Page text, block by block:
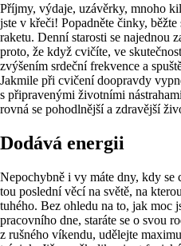
Příjmy, výdaje, uzávěrky, mnoho
jste v křeči! Popadněte činky,
raketu. Denní starosti se najednou
proto, že když cvičíte, ve
zvýšením srdeční frekvence a
Jakmile při cvičení doopravdy
s připravenými životními
rovná se pohodlnější a zdravější
Dodává energii
Nepochybně i vy máte dny, kdy se
tou poslední věcí na světě, na
tuhého. Bez ohledu na to, jak moc
pracovního dne, staráte se o svou
z rušného víkendu, udělejte